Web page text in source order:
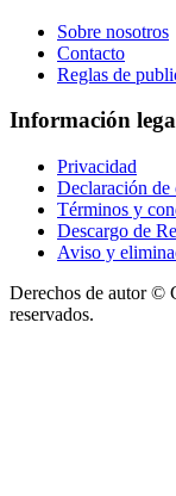
Sobre nosotros
Contacto
Reglas de
Información
Privacidad
Declaración de
Términos y
Descargo de
Aviso y
Derechos de autor ©
reservados.